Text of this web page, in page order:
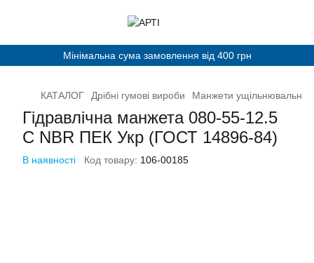
Мінімальна сума замовлення від 400 грн
КАТАЛОГ Дрібні гумові вироби Манжети ущільнювальні
Гідравлічна манжета 080-55-12.5
С NBR ПЕК Укр (ГОСТ 14896-84)
В наявності Код товару: 106-00185